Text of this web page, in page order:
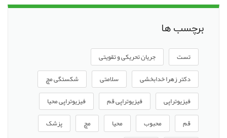
برچسب ها
تست
جریان تحریکی و تقویتی
دکتر زهرا خدابخشی
سلامتی
شکستگی مچ
فیزیوتراپی
فیزیوتراپی قم
فیزیوتراپی محیا
قم
محبوب محیا مچ
پزشک